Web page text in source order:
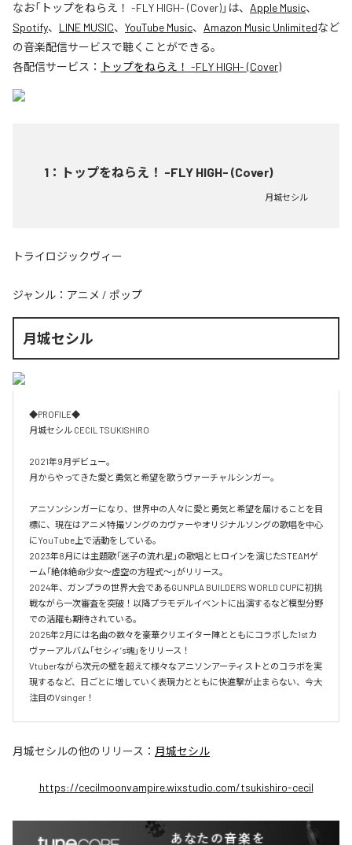
なお「 トップをねらえ！ -FLY HIGH- (Cover)」は、 Apple Music、
Spotify、 LINE MUSIC、 YouTube Music、 Amazon Music Unlimitedなど
の音楽配信サービスで聴くことができる。
各配信サービス： トップをねらえ！ -FLY HIGH- (Cover)
1 ： トップをねらえ！ -FLY HIGH- (Cover)
月城セシル
トライロジックヴィー
ジャンル： アニメ / ポップ
月城セシル
◆PROFILE◆
月城セシル CECIL TSUKISHIRO
2021年9月デビュー。
月からやってきた愛と勇気と希望を歌うヴァーチャルシンガー。
アニソンシンガーになり、世界中の人々に愛と勇気と希望を届けることを目
標に、現在はアニメ特撮ソングのカヴァーやオリジナルソングの歌唱を中心
にYouTube上で活動をしている。
2023年8月には主題歌「迷子の流れ星」の歌唱とヒロインを演じたSTEAMゲ
ーム「絶体絶命少女～虚空の方程式～」がリリース。
2024年、ガンプラの世界大会であるGUNPLA BUILDERS WORLD CUPに初挑
戦ながら一次審査を突破！以降プラモデルイベントに出演するなど模型分野
での活躍も期待されている。
2025年2月には名曲の数々を豪華クリエイター陣とともにコラボした1stカ
ヴァーアルバム「セシィ’s魂」をリリース！
Vtuberながら次元の壁を超えて様々なアニソンアーティストとのコラボを実
現するなど、日ごとに増していく表現力とともに快進撃が止まらない、今大
月城セシルの他のリリース： 月城セシル
https://cecilmoonvampire.wixstudio.com/tsukishiro-cecil